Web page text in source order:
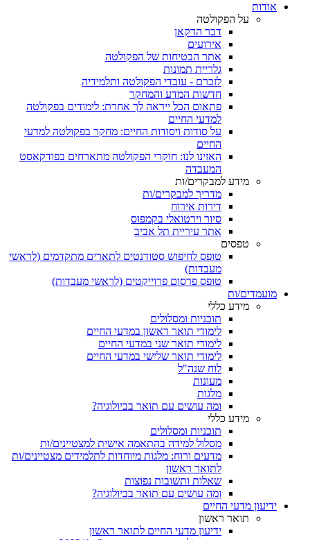
אודות
על הפקולטה
דבר הדקאן
אירועים
אתר הבטיחות של הפקולטה
גלריית תמונות
לזכרם - עובדי הפקולטה ותלמידיה
חדשות המדע והמחקר
פתאום הכל ייראה לך אחרת: לימודים בפקולטה
למדעי החיים
על סודות ויסודות החיים: מחקר בפקולטה למדעי
החיים
האזינו לנו: חוקרי הפקולטה מתארחים בפודקאסט
המעבדה
מידע למבקרים/ות
מדריך למבקרים/ות
דירות אירוח
סיור וירטואלי בקמפוס
אתר עיריית תל אביב
טפסים
טופס לחיפוש סטודנטים לתארים מתקדמים (לראשי
מעבדות)
טופס פרסום פרוייקטים (לראשי מעבדות)
מועמדים/ות
מידע כללי
תוכניות ומסלולים
לימודי תואר ראשון במדעי החיים
לימודי תואר שני במדעי החיים
לימודי תואר שלישי במדעי החיים
לוח שנה"ל
מעונות
מלגות
ומה עושים עם תואר בביולוגיה?
מידע כללי
תוכניות ומסלולים
מסלול למידה בהתאמה אישית למצטיינים/ות
מדעים ורוח: מלגות מיוחדות לתלמידים מצטיינים/ות
לתואר ראשון
שאלות ותשובות נפוצות
ומה עושים עם תואר בביולוגיה?
ידיעון מדעי החיים
תואר ראשון
ידיעון מדעי החיים לתואר ראשון